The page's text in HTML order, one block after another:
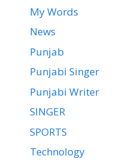
My Words
News
Punjab
Punjabi Singer
Punjabi Writer
SINGER
SPORTS
Technology